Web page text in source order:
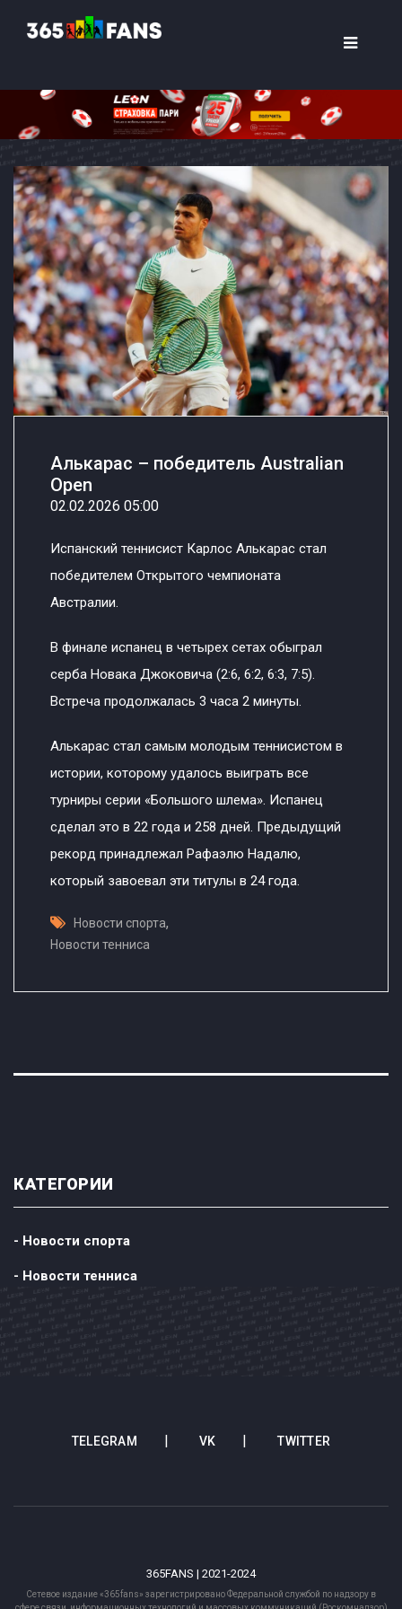
Алькарас – победитель Australian
Open
02.02.2026 05:00
Испанский теннисист Карлос Алькарас стал
победителем Открытого чемпионата
Австралии.
В финале испанец в четырех сетах обыграл
серба Новака Джоковича (2:6, 6:2, 6:3, 7:5).
Встреча продолжалась 3 часа 2 минуты.
Алькарас стал самым молодым теннисистом в
истории, которому удалось выиграть все
турниры серии «Большого шлема». Испанец
сделал это в 22 года и 258 дней. Предыдущий
рекорд принадлежал Рафаэлю Надалю,
который завоевал эти титулы в 24 года.
Новости спорта,
Новости тенниса
КАТЕГОРИИ
- Новости спорта
- Новости тенниса
TELEGRAM VK TWITTER
365FANS | 2021-2024
Сетевое издание «365fans» зарегистрировано Федеральной службой по надзору в